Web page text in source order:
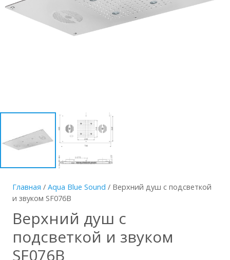
Главная / Aqua Blue Sound / Верхний душ с подсветкой
и звуком SF076B
Верхний душ с
подсветкой и звуком
SF076B